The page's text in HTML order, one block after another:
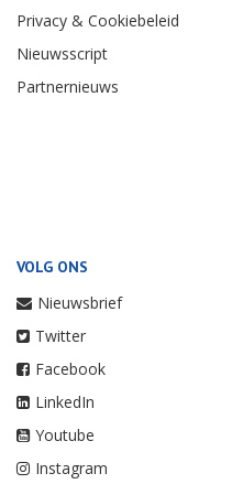
Privacy & Cookiebeleid
Nieuwsscript
Partnernieuws
VOLG ONS
Nieuwsbrief
Twitter
Facebook
LinkedIn
Youtube
Instagram